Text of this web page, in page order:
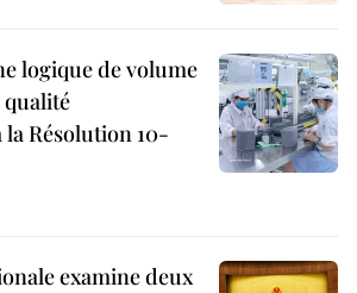
logique de volume
qualité
Résolution 10-
examine deux